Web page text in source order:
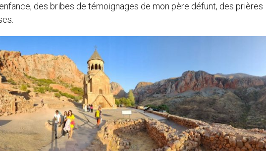
des bribes de témoignages de mon père défunt, des prières